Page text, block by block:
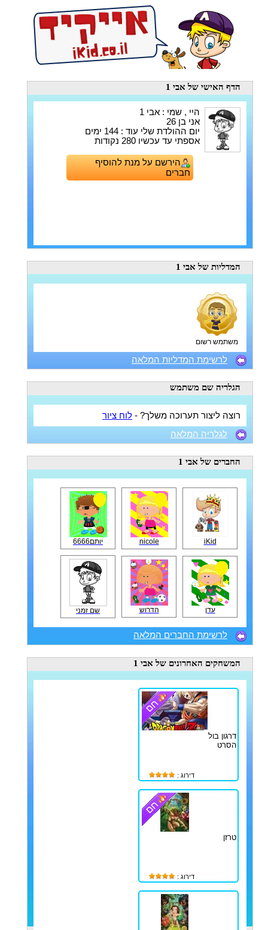
הדף האישי של אבי 1
היי , שמי : אבי 1
אני בן 26
יום ההולדת שלי עוד : 144 ימים
אספתי עד עכשיו 280 נקודות
הירשם על מנת להוסיף
חברים
המדליות של אבי 1
משתמש רשום
לרשימת המדליות המלאה
הגלריה שם משתמש
רוצה ליצור תערוכה משלך? - לוח ציור
לגלריה המלאה
החברים של אבי 1
iKid
nicole יותם6666
עדן הדרוש שם זמני
לרשימת החברים המלאה
המשחקים האחרונים של אבי 1
דרגון בול
הסרט
דירוג :
טרזן
דירוג :